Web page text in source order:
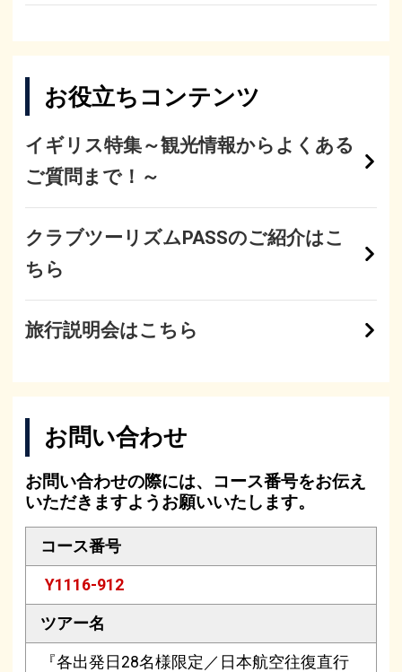
お役立ちコンテンツ
イギリス特集～観光情報からよくある
ご質問まで！～
クラブツーリズムPASSのご紹介はこ
ちら
旅行説明会はこちら
お問い合わせ
お問い合わせの際には、コース番号をお伝え
いただきますようお願いいたします。
コース番号
Y1116-912
ツアー名
『各出発日28名様限定／日本航空往復直行